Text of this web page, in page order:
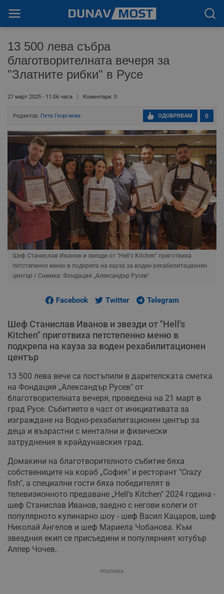
13 500 лева събра
благотворителната вечеря за
"Златните рибки" в Русе
27 март 2025 - 11:06 часа Коментари: 0
Редактор: Петя Георгиева 0
ОДОБРЯВАМ
Шеф Станислав Иванов и звезди от "Hell's Kitchen" приготвиха
петстепенно меню в подкрепа на кауза за воден рехабилитационен
център / Снимка: Фондация „Александър Русев"
Facebook Twitter Telegram
Шеф Станислав Иванов и звезди от "Hell's
Kitchen" приготвиха петстепенно меню в
подкрепа на кауза за воден рехабилитационен
център
13 500 лева вече са постъпили в дарителската сметка
на Фондация „Александър Русев" от
благотворителната вечеря, проведена на 21 март в
град Русе. Събитието е част от инициативата за
изграждане на Водно-рехабилитационен център за
деца и възрастни с ментални и физически
затруднения в крайдунавския град.
Домакини на благотворителното събитие бяха
собствениците на кораб „София" и ресторант "Crazy
fish", а специални гости бяха победителят в
телевизионното предаване „Hell's Kitchen" 2024 година -
шеф Станислав Иванов, заедно с негови колеги от
популярното кулинарно шоу - шеф Васил Кацаров, шеф
Николай Ангелов и шеф Мариела Чобанова. Към
звездния екип се присъедини и популярният ютубър
Алпер Чочев.
РЕКЛАМА